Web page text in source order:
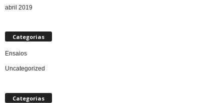
abril 2019
Categorias
Ensaios
Uncategorized
Categorias